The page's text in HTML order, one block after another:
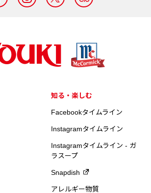
知る・楽しむ
Facebookタイムライン
Instagramタイムライン
Instagramタイムライン - ガ
ラスープ
Snapdish
アレルギー物質